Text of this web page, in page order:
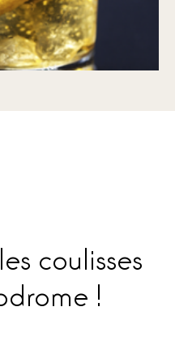
coulisses
!